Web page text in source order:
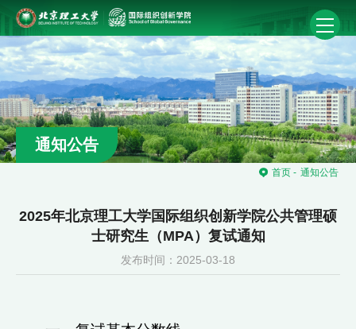
首页 - 通知公告
通知公告
2025年北京理工大学国际组织创新学院公共管理硕
士研究生（MPA）复试通知
发布时间：2025-03-18